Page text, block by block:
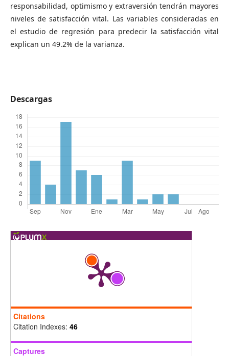
responsabilidad, optimismo y extraversión tendrán mayores
niveles de satisfacción vital. Las variables consideradas en
el estudio de regresión para predecir la satisfacción vital
explican un 49.2% de la varianza.
Descargas
Citations
Citation Indexes: 46
Captures